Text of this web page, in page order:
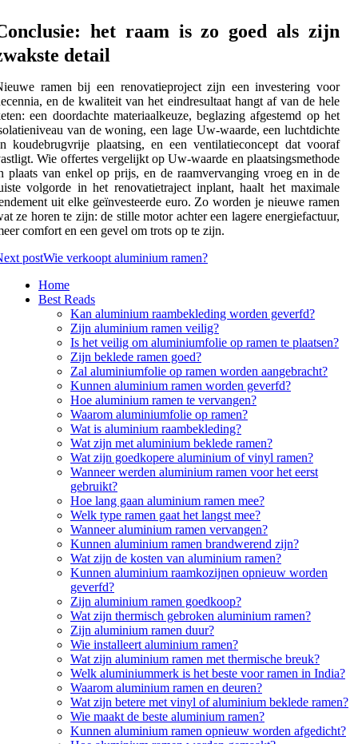
het raam is zo goed als zijn
detail
ramen bij een renovatieproject zijn een investering voor
en de kwaliteit van het eindresultaat hangt af van de hele
een doordachte materiaalkeuze, beglazing afgestemd op het
van de woning, een lage Uw-waarde, een luchtdichte
koudebrugvrije plaatsing, en een ventilatieconcept dat vooraf
Wie offertes vergelijkt op Uw-waarde en plaatsingsmethode
plaats van enkel op prijs, en de raamvervanging vroeg en in de
volgorde in het renovatietraject inplant, haalt het maximale
uit elke geïnvesteerde euro. Zo worden je nieuwe ramen
ze horen te zijn: de stille motor achter een lagere energiefactuur,
comfort en een gevel om trots op te zijn.
postWie verkoopt aluminium ramen?
Home
Best Reads
Kan aluminium raambekleding worden geverfd?
Zijn aluminium ramen veilig?
Is het veilig om aluminiumfolie op ramen te plaatsen?
Zijn beklede ramen goed?
Zal aluminiumfolie op ramen worden aangebracht?
Kunnen aluminium ramen worden geverfd?
Hoe aluminium ramen te vervangen?
Waarom aluminiumfolie op ramen?
Wat is aluminium raambekleding?
Wat zijn met aluminium beklede ramen?
Wat zijn goedkopere aluminium of vinyl ramen?
Wanneer werden aluminium ramen voor het eerst
gebruikt?
Hoe lang gaan aluminium ramen mee?
Welk type ramen gaat het langst mee?
Wanneer aluminium ramen vervangen?
Kunnen aluminium ramen brandwerend zijn?
Wat zijn de kosten van aluminium ramen?
Kunnen aluminium raamkozijnen opnieuw worden
geverfd?
Zijn aluminium ramen goedkoop?
Wat zijn thermisch gebroken aluminium ramen?
Zijn aluminium ramen duur?
Wie installeert aluminium ramen?
Wat zijn aluminium ramen met thermische breuk?
Welk aluminiummerk is het beste voor ramen in India?
Waarom aluminium ramen en deuren?
Wat zijn betere met vinyl of aluminium beklede ramen?
Wie maakt de beste aluminium ramen?
Kunnen aluminium ramen opnieuw worden afgedicht?